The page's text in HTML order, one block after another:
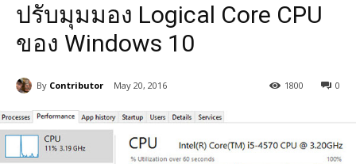
ปรับมุมมอง Logical Core CPU
ของ Windows 10
By Contributor May 20, 2016 0
1800